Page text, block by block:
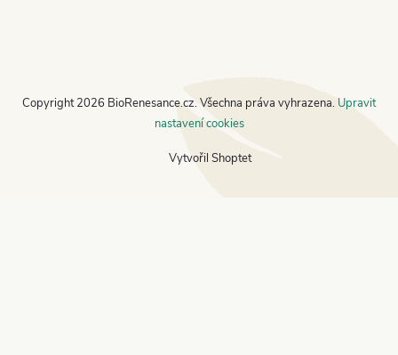
Vytvořil Shoptet
Copyright 2026 BioRenesance.cz. Všechna práva vyhrazena. Upravit
nastavení cookies